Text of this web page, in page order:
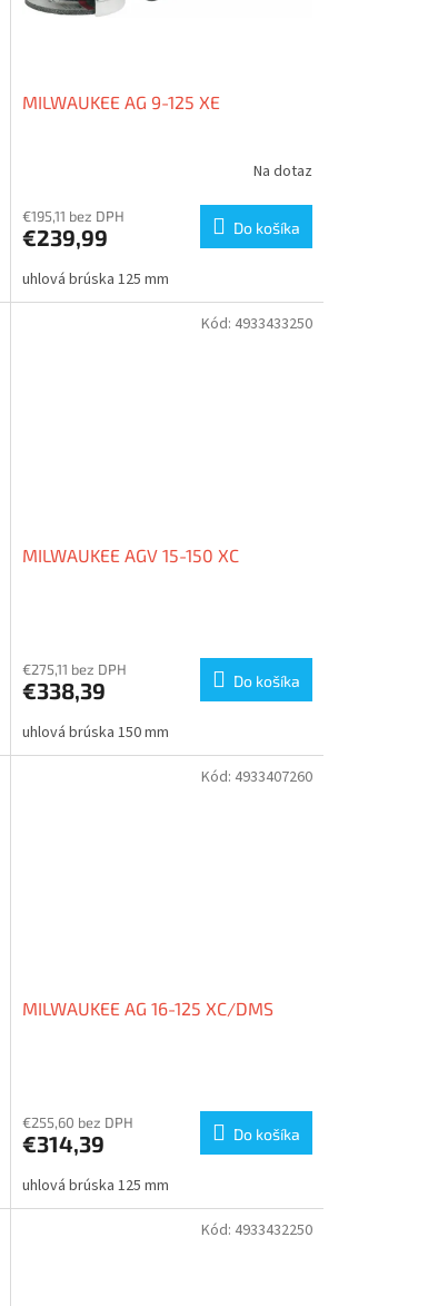
MILWAUKEE AG 9-125 XE
produktu
je
z
5
Na dotaz
€195,11 bez DPH
€239,99 Do košíka
uhlová brúska 125 mm
MILWAUKEE AGV 15-150 XC
€275,11 bez DPH
€338,39 Do košíka
uhlová brúska 150 mm
Kód: 4933433250
MILWAUKEE AG 16-125 XC/DMS
produktu
je
z
5
€255,60 bez DPH
€314,39 Do košíka
uhlová brúska 125 mm
Kód: 4933407260
Kód: 4933432250